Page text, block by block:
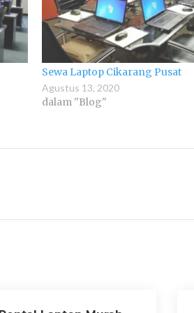
Sewa Laptop Cikarang Pusat
Agustus 13, 2020
dalam "Blog"